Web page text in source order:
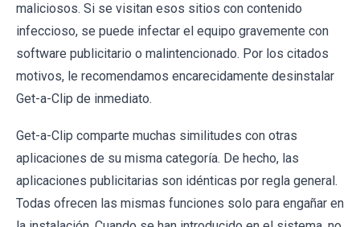
maliciosos. Si se visitan esos sitios con contenido
infeccioso, se puede infectar el equipo gravemente con
software publicitario o malintencionado. Por los citados
motivos, le recomendamos encarecidamente desinstalar
Get-a-Clip de inmediato.
Get-a-Clip comparte muchas similitudes con otras
aplicaciones de su misma categoría. De hecho, las
aplicaciones publicitarias son idénticas por regla general.
Todas ofrecen las mismas funciones solo para engañar en